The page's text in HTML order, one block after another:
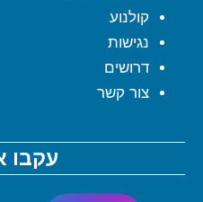
קולנוע
נגישות
דרושים
צור קשר
עקבו